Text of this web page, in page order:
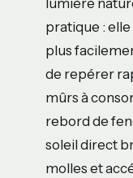
lumière
pratique :
plus
de repérer
mûrs à
rebord de
soleil direct
molles et